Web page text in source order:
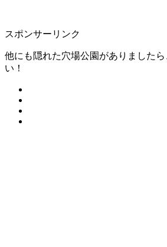
スポンサーリンク
他にも隠れた穴場公園がありました
い！